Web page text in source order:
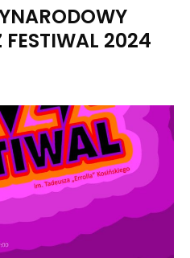
FESTIWAL 2024